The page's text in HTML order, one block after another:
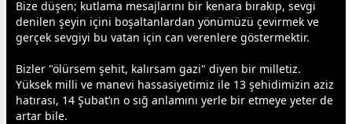
Bize düşen; kutlama mesajlarını bir kenara bırakıp, sevgi
denilen şeyin içini boşaltanlardan yönümüzü çevirmek ve
gerçek sevgiyi bu vatan için can verenlere göstermektir.
Bizler "ölürsem şehit, kalırsam gazi" diyen bir milletiz.
Yüksek milli ve manevi hassasiyetimiz ile 13 şehidimizin aziz
hatırası, 14 Şubat’ın o sığ anlamını yerle bir etmeye yeter de
artar bile.